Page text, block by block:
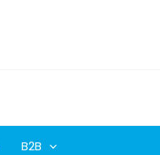
B2B